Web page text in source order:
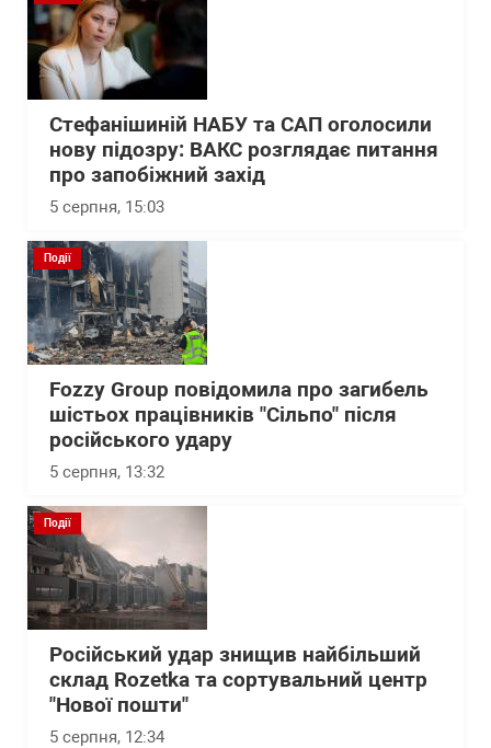
Стефанішиній НАБУ та САП оголосили
нову підозру: ВАКС розглядає питання
про запобіжний захід
5 серпня, 15:03
Події
Fozzy Group повідомила про загибель
шістьох працівників "Сільпо" після
російського удару
5 серпня, 13:32
Події
Російський удар знищив найбільший
склад Rozetka та сортувальний центр
"Нової пошти"
5 серпня, 12:34